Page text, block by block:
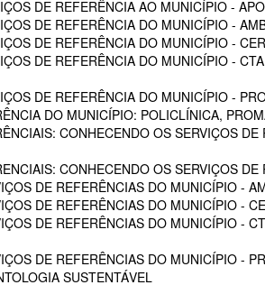
DE REFERÊNCIA AO MUNICÍPIO -
DE REFERÊNCIA DO MUNICÍPIO -
DE REFERÊNCIA DO MUNICÍPIO -
DE REFERÊNCIA DO MUNICÍPIO -
DE REFERÊNCIA DO MUNICÍPIO -
DO MUNICÍPIO: POLICLÍNICA,
CONHECENDO OS SERVIÇOS
CONHECENDO OS SERVIÇOS
DE REFERÊNCIAS DO MUNICÍPIO -
DE REFERÊNCIAS DO MUNICÍPIO -
DE REFERÊNCIAS DO MUNICÍPIO -
DE REFERÊNCIAS DO MUNICÍPIO -
SUSTENTÁVEL